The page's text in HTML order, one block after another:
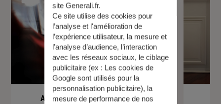
Assurance de prêt immobilier
site Generali.fr.
Ce site utilise des cookies pour
l’analyse et l'amélioration de
l’expérience utilisateur, la mesure et
l’analyse d’audience, l’interaction
avec les réseaux sociaux, le ciblage
publicitaire (ex : Les cookies de
Google sont utilisés pour la
personnalisation publicitaire), la
mesure de performance de nos